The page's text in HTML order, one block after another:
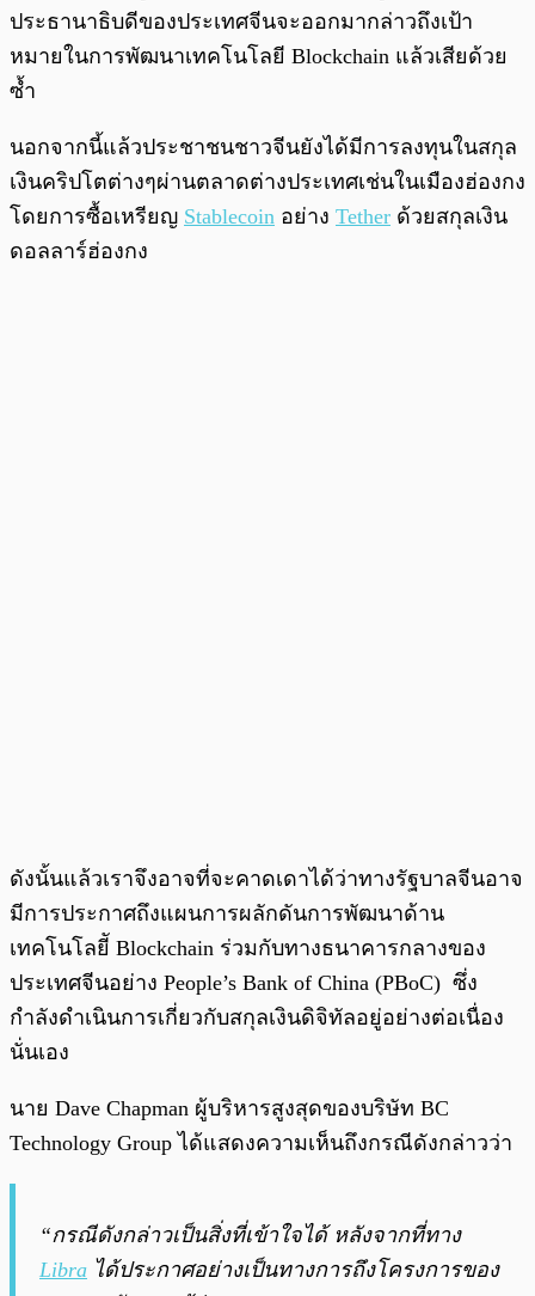
ประธานาธิบดีของประเทศจีนจะออกมากล่าวถึงเป้า
หมายในการพัฒนาเทคโนโลยี Blockchain แล้วเสียด้วย
ซ้ำ
นอกจากนี้แล้วประชาชนชาวจีนยังได้มีการลงทุนในสกุล
เงินคริปโตต่างๆผ่านตลาดต่างประเทศเช่นในเมืองฮ่องกง
โดยการซื้อเหรียญ Stablecoin อย่าง Tether ด้วยสกุลเงิน
ดอลลาร์ฮ่องกง
ดังนั้นแล้วเราจึงอาจที่จะคาดเดาได้ว่าทางรัฐบาลจีนอาจ
มีการประกาศถึงแผนการผลักดันการพัฒนาด้าน
เทคโนโลยีั Blockchain ร่วมกับทางธนาคารกลางของ
ประเทศจีนอย่าง People’s Bank of China (PBoC) ซึ่ง
กำลังดำเนินการเกี่ยวกับสกุลเงินดิจิทัลอยู่อย่างต่อเนื่อง
นั่นเอง
นาย Dave Chapman ผู้บริหารสูงสุดของบริษัท BC
Technology Group ได้แสดงความเห็นถึงกรณีดังกล่าวว่า
“กรณีดังกล่าวเป็นสิ่งที่เข้าใจได้ หลังจากที่ทาง
Libra ได้ประกาศอย่างเป็นทางการถึงโครงการของ